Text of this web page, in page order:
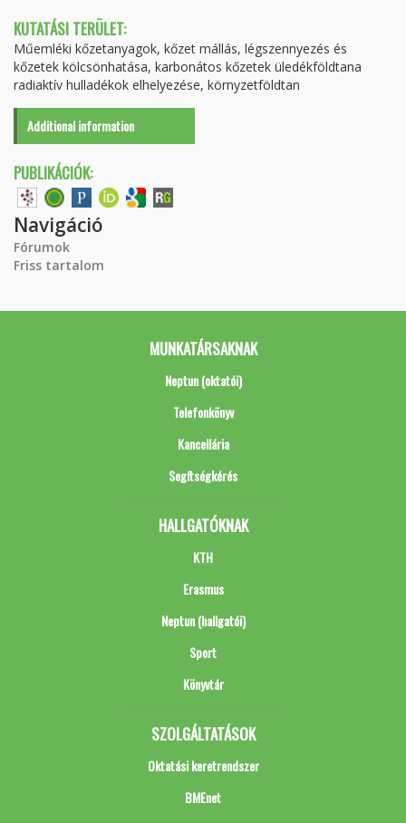
KUTATÁSI TERÜLET:
Műemléki kőzetanyagok, kőzet mállás, légszennyezés és
kőzetek kölcsönhatása, karbonátos kőzetek üledékföldtana
radiaktív hulladékok elhelyezése, környzetföldtan
Additional information
PUBLIKÁCIÓK:
Navigáció
Fórumok
Friss tartalom
MUNKATÁRSAKNAK
Neptun (oktatói)
Telefonkönyv
Kancellária
Segítségkérés
HALLGATÓKNAK
KTH
Erasmus
Neptun (hallgatói)
Sport
Könyvtár
SZOLGÁLTATÁSOK
Oktatási keretrendszer
BMEnet